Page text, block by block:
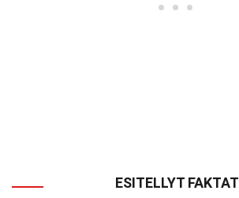
ESITELLYT FAKTAT